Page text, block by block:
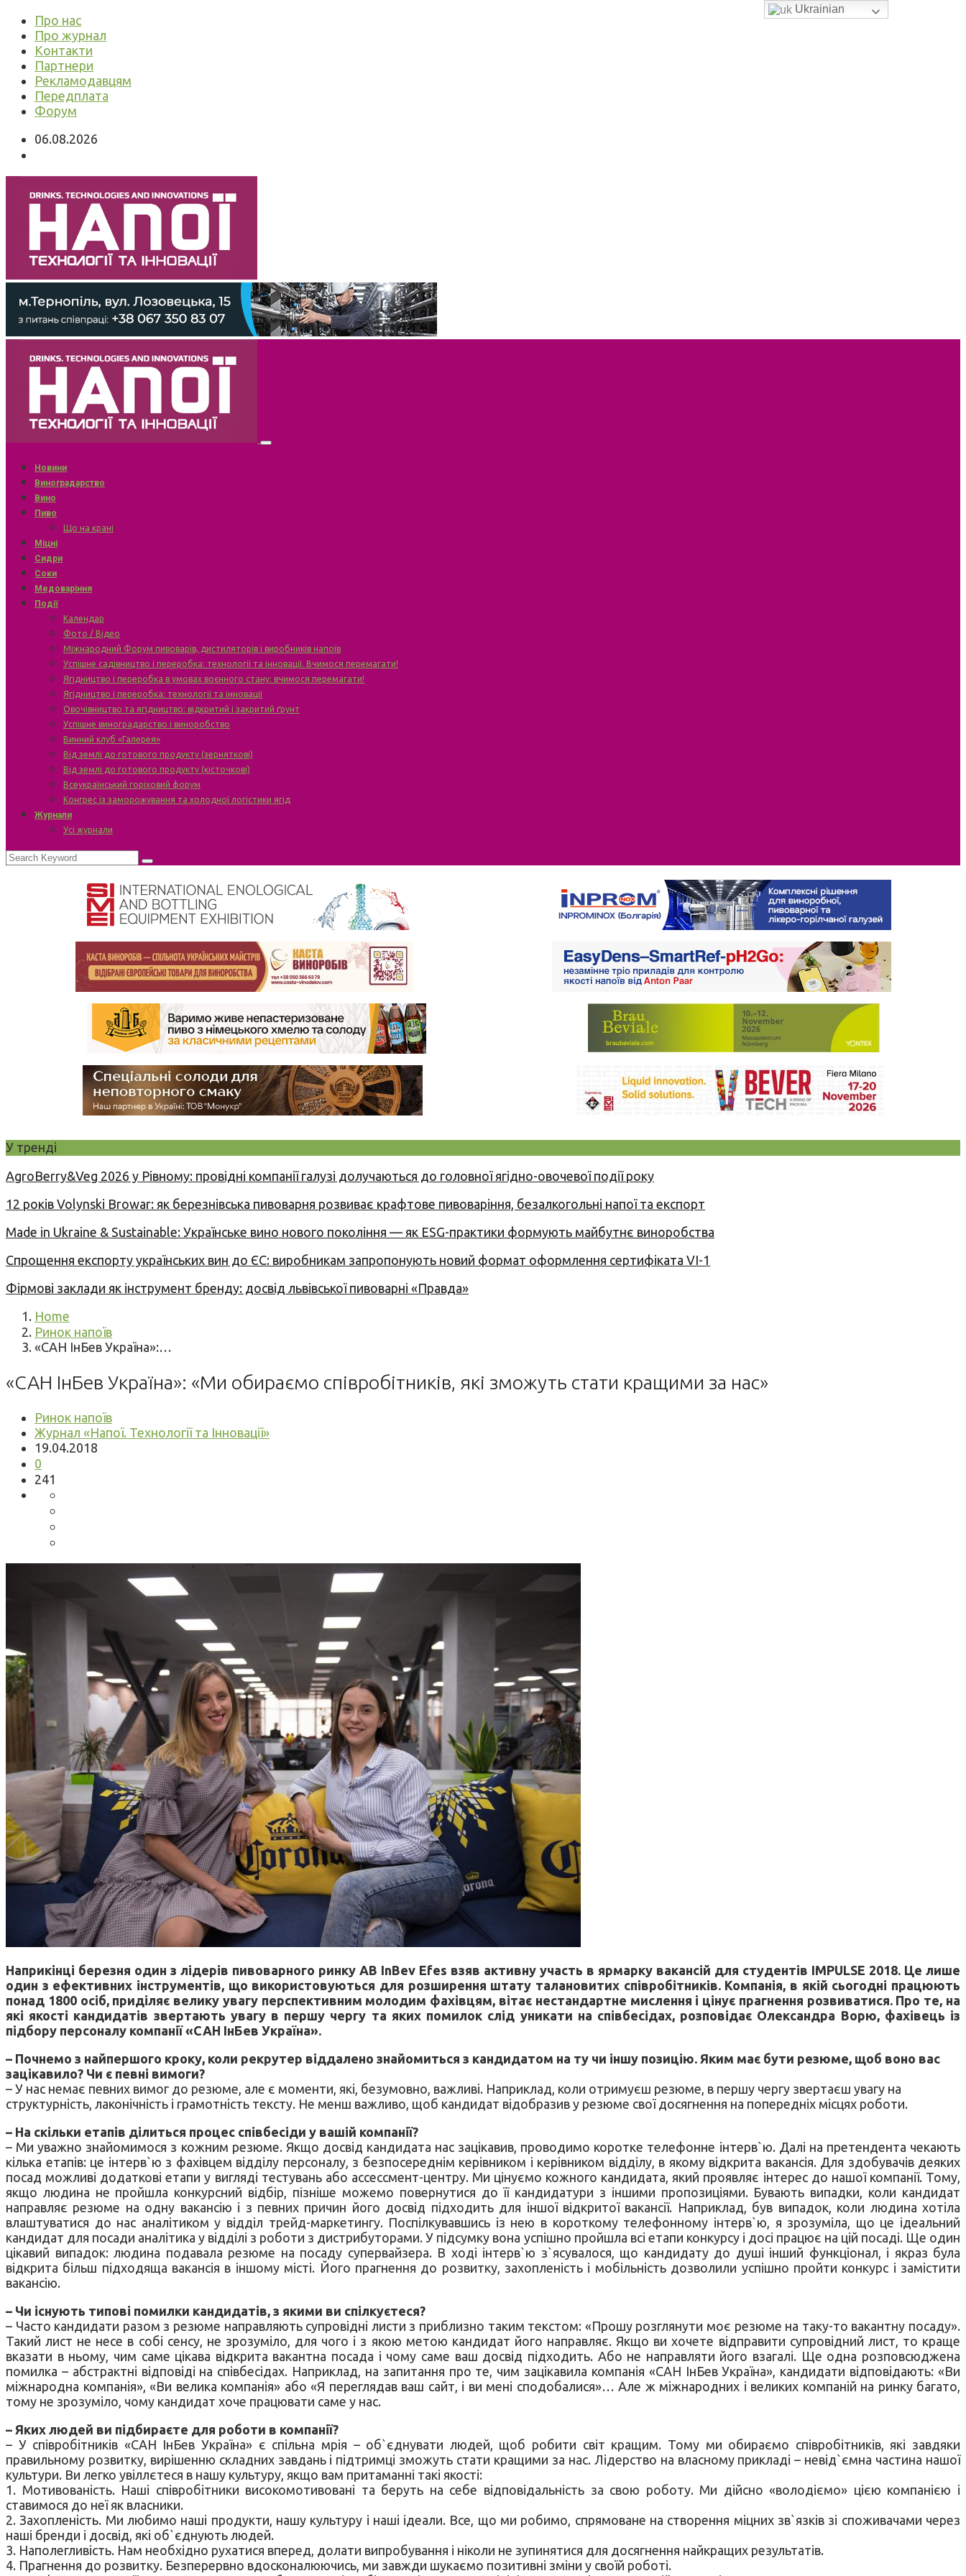
Про нас
Про журнал
Контакти
Партнери
Рекламодавцям
Передплата
Форум
06.08.2026
Новини
Виноградарство
Вино
Пиво
Що на крані
Міцні
Сидри
Соки
Медоваріння
Події
Календар
Фото / Відео
Міжнародний Форум пивоварів, дистиляторів і виробників напоїв
Успішне садівництво і переробка: технології та інновації. Вчимося перемагати!
Ягідництво і переробка в умовах воєнного стану: вчимося перемагати!
Ягідництво і переробка: технології та інновації
Овочівництво та ягідництво: відкритий і закритий ґрунт
Успішне виноградарство і виноробство
Винний клуб «Галерея»
Від землі до готового продукту (зерняткові)
Від землі до готового продукту (кісточкові)
Всеукраїнський горіховий форум
Конгрес із заморожування та холодної логістики ягід
Журнали
Усі журнали
У тренді
AgroBerry&Veg 2026 у Рівному: провідні компанії галузі долучаються до головної ягідно-овочевої події року
12 років Volynski Browar: як березнівська пивоварня розвиває крафтове пивоваріння, безалкогольні напої та експорт
Made in Ukraine & Sustainable: Українське вино нового покоління — як ESG-практики формують майбутнє виноробства
Спрощення експорту українських вин до ЄС: виробникам запропонують новий формат оформлення сертифіката VI-1
Фірмові заклади як інструмент бренду: досвід львівської пивоварні «Правда»
Home
Ринок напоїв
«САН ІнБев Україна»:…
«САН ІнБев Україна»: «Ми обираємо співробітників, які зможуть стати кращими за нас»
Ринок напоїв
Журнал «Напої. Технології та Інновації»
19.04.2018
0
241
Наприкінці березня один з лідерів пивоварного ринку AB InBev Efes взяв активну участь в ярмарку вакансій для студентів IMPULSE 2018. Це лише
один з ефективних інструментів, що використовуються для розширення штату талановитих співробітників. Компанія, в якій сьогодні працюють
понад 1800 осіб, приділяє велику увагу перспективним молодим фахівцям, вітає нестандартне мислення і цінує прагнення розвиватися. Про те, на
які якості кандидатів звертають увагу в першу чергу та яких помилок слід уникати на співбесідах, розповідає Олександра Ворю, фахівець із
підбору персоналу компанії «САН ІнБев Україна».
– Почнемо з найпершого кроку, коли рекрутер віддалено знайомиться з кандидатом на ту чи іншу позицію. Яким має бути резюме, щоб воно вас
зацікавило? Чи є певні вимоги?
– У нас немає певних вимог до резюме, але є моменти, які, безумовно, важливі. Наприклад, коли отримуєш резюме, в першу чергу звертаєш увагу на
структурність, лаконічність і грамотність тексту. Не менш важливо, щоб кандидат відобразив у резюме свої досягнення на попередніх місцях роботи.
– На скільки етапів ділиться процес співбесіди у вашій компанії?
– Ми уважно знайомимося з кожним резюме. Якщо досвід кандидата нас зацікавив, проводимо коротке телефонне інтерв`ю. Далі на претендента чекають
кілька етапів: це інтерв`ю з фахівцем відділу персоналу, з безпосереднім керівником і керівником відділу, в якому відкрита вакансія. Для здобувачів деяких
посад можливі додаткові етапи у вигляді тестувань або ассессмент-центру. Ми цінуємо кожного кандидата, який проявляє інтерес до нашої компанії. Тому,
якщо людина не пройшла конкурсний відбір, пізніше можемо повернутися до її кандидатури з іншими пропозиціями. Бувають випадки, коли кандидат
направляє резюме на одну вакансію і з певних причин його досвід підходить для іншої відкритої вакансії. Наприклад, був випадок, коли людина хотіла
влаштуватися до нас аналітиком у відділ трейд-маркетингу. Поспілкувавшись із нею в короткому телефонному інтерв`ю, я зрозуміла, що це ідеальний
кандидат для посади аналітика у відділі з роботи з дистрибуторами. У підсумку вона успішно пройшла всі етапи конкурсу і досі працює на цій посаді. Ще один
цікавий випадок: людина подавала резюме на посаду супервайзера. В ході інтерв`ю з`ясувалося, що кандидату до душі інший функціонал, і якраз була
відкрита більш підходяща вакансія в іншому місті. Його прагнення до розвитку, захопленість і мобільність дозволили успішно пройти конкурс і замістити
вакансію.
– Чи існують типові помилки кандидатів, з якими ви спілкуєтеся?
– Часто кандидати разом з резюме направляють супровідні листи з приблизно таким текстом: «Прошу розглянути моє резюме на таку-то вакантну посаду».
Такий лист не несе в собі сенсу, не зрозуміло, для чого і з якою метою кандидат його направляє. Якщо ви хочете відправити супровідний лист, то краще
вказати в ньому, чим саме цікава відкрита вакантна посада і чому саме ваш досвід підходить. Або не направляти його взагалі. Ще одна розповсюджена
помилка – абстрактні відповіді на співбесідах. Наприклад, на запитання про те, чим зацікавила компанія «САН ІнБев Україна», кандидати відповідають: «Ви
міжнародна компанія», «Ви велика компанія» або «Я переглядав ваш сайт, і ви мені сподобалися»… Але ж міжнародних і великих компаній на ринку багато,
тому не зрозуміло, чому кандидат хоче працювати саме у нас.
– Яких людей ви підбираєте для роботи в компанії?
– У співробітників «САН ІнБев Україна» є спільна мрія – об`єднувати людей, щоб робити світ кращим. Тому ми обираємо співробітників, які завдяки
правильному розвитку, вирішенню складних завдань і підтримці зможуть стати кращими за нас. Лідерство на власному прикладі – невід`ємна частина нашої
культури. Ви легко увіллєтеся в нашу культуру, якщо вам притаманні такі якості:
1. Мотивованість. Наші співробітники високомотивовані та беруть на себе відповідальність за свою роботу. Ми дійсно «володіємо» цією компанією і
ставимося до неї як власники.
2. Захопленість. Ми любимо наші продукти, нашу культуру і наші ідеали. Все, що ми робимо, спрямоване на створення міцних зв`язків зі споживачами через
наші бренди і досвід, які об`єднують людей.
3. Наполегливість. Нам необхідно рухатися вперед, долати випробування і ніколи не зупинятися для досягнення найкращих результатів.
4. Прагнення до розвитку. Безперервно вдосконалюючись, ми завжди шукаємо позитивні зміни у своїй роботі.
Ukrainian